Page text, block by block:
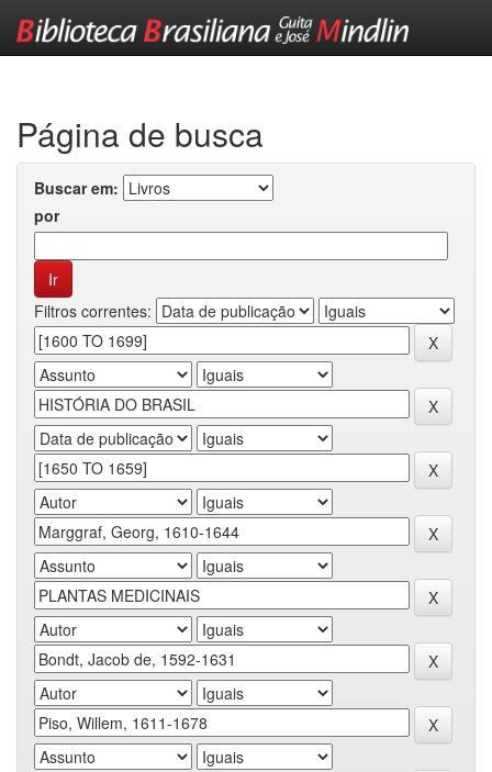
Página de busca
Buscar em:
por
Filtros correntes: